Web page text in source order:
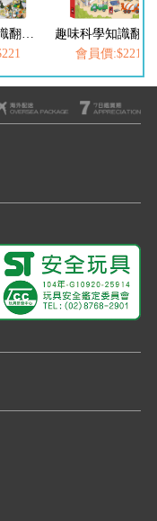
趣味科學知識翻翻書-揭秘建築工地
會員價:$221